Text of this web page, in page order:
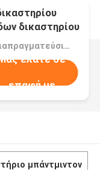
δικαστηρίου
Τιμή：Διαπραγματεύσιμος
ελάτε σε
επαφή με
μπάντμιντον